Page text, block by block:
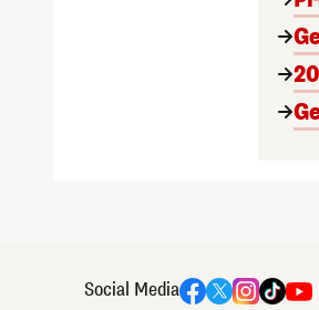
Social Media